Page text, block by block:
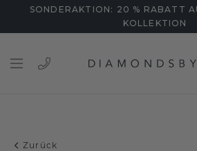
SONDERAKTION: 20 % RABATT
KOLLEKTION
Zurück